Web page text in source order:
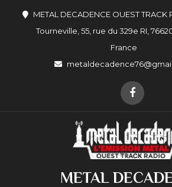
METAL DECADENCE OUEST
Tourneville, 55, rue du 329e RI,
France
METAL